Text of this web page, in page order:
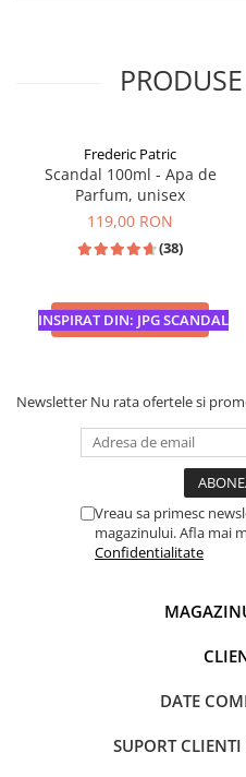
INSPIRAT DIN: JPG SCANDAL
Frederic Patric
Scandal 100ml - Apa de
Parfum, unisex
119,00 RON
(38)
ADAUGA IN COS
Newsletter Nu rata ofertele si
Vreau sa primesc
magazinului. Afla mai
Confidentialitate
DATE
SUPORT CLIENTI